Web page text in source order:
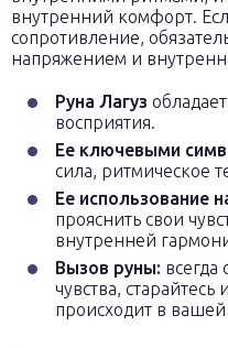
внутренний комфорт.
сопротивление,
напряжением и
Руна Лагуз
восприятия.
Ее ключевыми
сила, ритмическое
Ее использование
прояснить свои
внутренней
Вызов руны: всегда
чувства, старайтесь
происходит в